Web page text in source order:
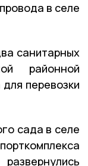
в селе
санитарных
районной
перевозки
сада в селе